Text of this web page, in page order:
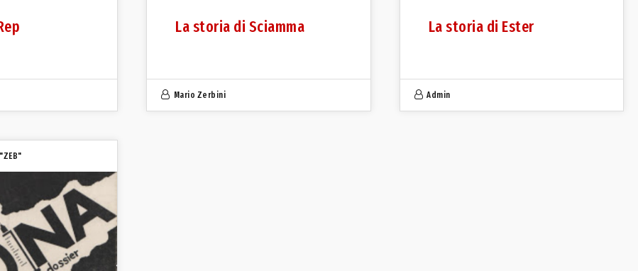
La storia di Sciamma
Mario Zerbini
La storia di Ester
Admin